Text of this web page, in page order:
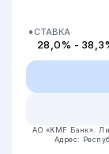
СТАВКА
28,0% -
АО «KMF Банк».
Адрес: